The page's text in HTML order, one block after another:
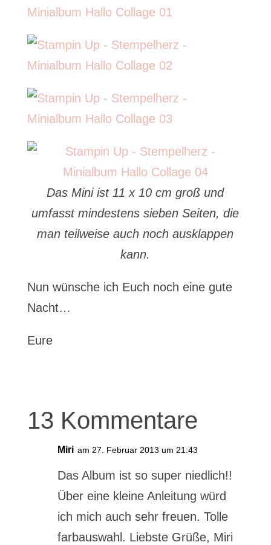
Das Mini ist 11 x 10 cm groß und
umfasst mindestens sieben Seiten, die
man teilweise auch noch ausklappen
kann.
Nun wünsche ich Euch noch eine gute
Nacht…
Eure
13 Kommentare
Miri am 27. Februar 2013 um 21:43
Das Album ist so super niedlich!!
Über eine kleine Anleitung würd
ich mich auch sehr freuen. Tolle
farbauswahl. Liebste Grüße, Miri